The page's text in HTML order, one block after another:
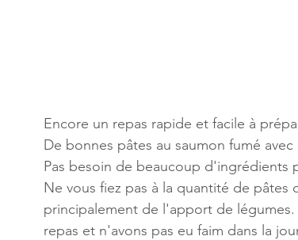
Encore un repas rapide et facile à
De bonnes pâtes au saumon fumé
Pas besoin de beaucoup d'ingrédients
Ne vous fiez pas à la quantité de
principalement de l'apport de
repas et n'avons pas eu faim dans la